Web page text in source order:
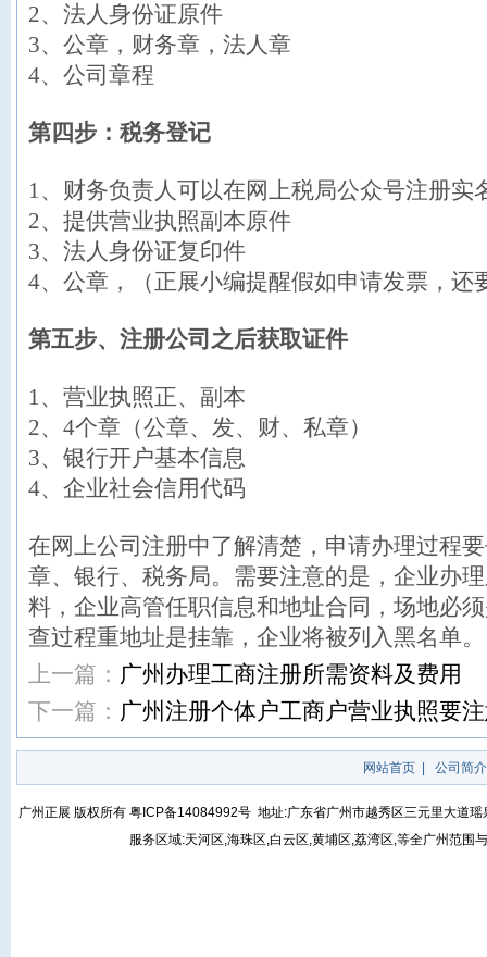
2、法人身份证原件
3、公章，财务章，法人章
4、公司章程
第四步：税务登记
1、财务负责人可以在网上税局公众号注册实
2、提供营业执照副本原件
3、法人身份证复印件
4、公章，（正展小编提醒假如申请发票，还
第五步、注册公司之后获取证件
1、营业执照正、副本
2、4个章（公章、发、财、私章）
3、银行开户基本信息
4、企业社会信用代码
在网上公司注册中了解清楚，申请办理过程
章、银行、税务局。需要注意的是，企业办
料，企业高管任职信息和地址合同，场地必
查过程重地址是挂靠，企业将被列入黑名单。
上一篇： 广州办理工商注册所需资料及费用
下一篇： 广州注册个体户工商户营业执照要
网站首页 公司简介
广州正展 版权所有 粤ICP备14084992号 地址:广东省广州市越秀区三元里大道
服务区域:天河区,海珠区,白云区,黄埔区,荔湾区,等全广州范围与